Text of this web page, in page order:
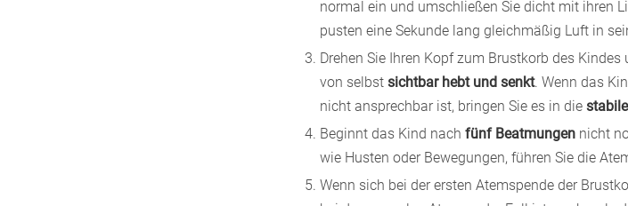
normal ein und umschließen Sie dicht mit ihren
pusten eine Sekunde lang gleichmäßig Luft in
Drehen Sie Ihren Kopf zum Brustkorb des
von selbst sichtbar hebt und senkt. Wenn das
nicht ansprechbar ist, bringen Sie es in die
Beginnt das Kind nach fünf Beatmungennicht
wie Husten oder Bewegungen, führen Sie die
Wenn sich bei der ersten Atemspende der